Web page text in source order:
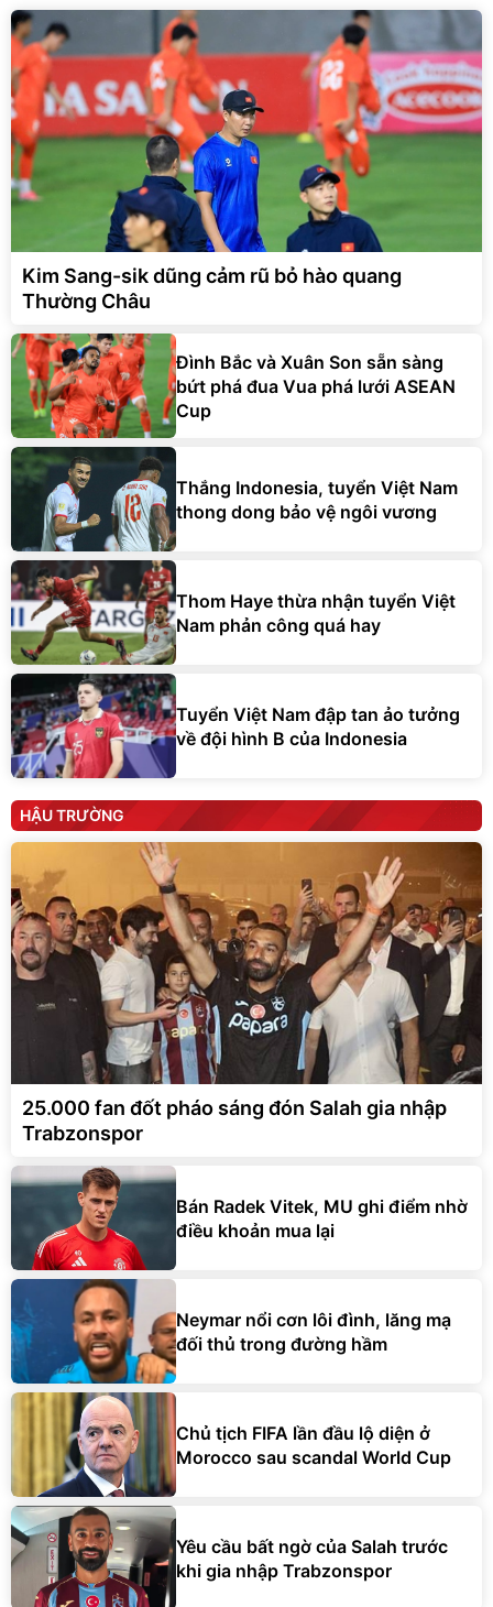
Kim Sang-sik dũng cảm rũ bỏ hào quang
Thường Châu
Đình Bắc và Xuân Son sẵn sàng
bứt phá đua Vua phá lưới ASEAN
Cup
Thắng Indonesia, tuyển Việt Nam
thong dong bảo vệ ngôi vương
Thom Haye thừa nhận tuyển Việt
Nam phản công quá hay
Tuyển Việt Nam đập tan ảo tưởng
về đội hình B của Indonesia
HẬU TRƯỜNG
25.000 fan đốt pháo sáng đón Salah gia nhập
Trabzonspor
Bán Radek Vitek, MU ghi điểm nhờ
điều khoản mua lại
Neymar nổi cơn lôi đình, lăng mạ
đối thủ trong đường hầm
Chủ tịch FIFA lần đầu lộ diện ở
Morocco sau scandal World Cup
Yêu cầu bất ngờ của Salah trước
khi gia nhập Trabzonspor